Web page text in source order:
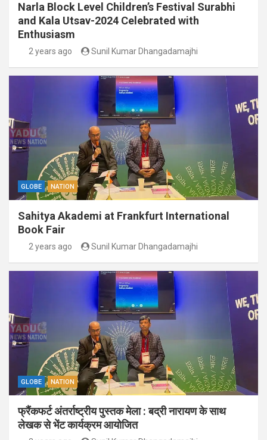
Narla Block Level Children’s Festival Surabhi
and Kala Utsav-2024 Celebrated with
Enthusiasm
2 years ago Sunil Kumar Dhangadamajhi
GLOBE NATION
Sahitya Akademi at Frankfurt International
Book Fair
2 years ago Sunil Kumar Dhangadamajhi
GLOBE NATION
फ्रैंकफर्ट अंतर्राष्ट्रीय पुस्तक मेला : बद्री नारायण के साथ
लेखक से भेंट कार्यक्रम आयोजित